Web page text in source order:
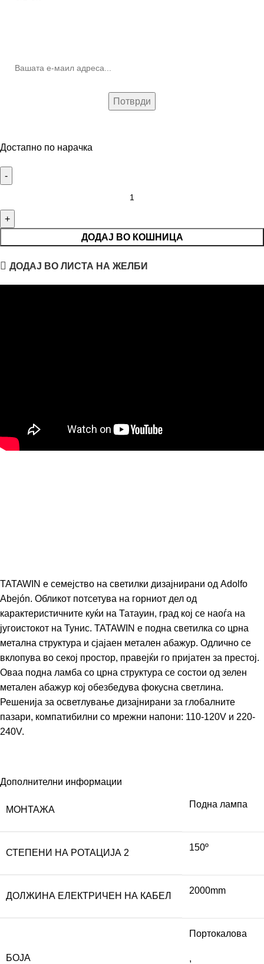
Достапно по нарачка
ДОДАЈ ВО КОШНИЦА
ДОДАЈ ВО ЛИСТА НА ЖЕЛБИ
TATAWIN е семејство на светилки дизајнирани од Adolfo
Abejón. Обликот потсетува на горниот дел од
карактеристичните куќи на Татауин, град кој се наоѓа на
југоистокот на Тунис. TATAWIN е подна светилка со црна
метална структура и сјајаен метален абажур. Одлично се
вклопува во секој простор, правејќи го пријатен за престој.
Оваа подна ламба со црна структура се состои од зелен
метален абажур кој обезбедува фокусна светлина.
Решенија за осветлување дизајнирани за глобалните
пазари, компатибилни со мрежни напони: 110-120V и 220-
240V.
Дополнителни информации
МОНТАЖА
Подна лампа
СТЕПЕНИ НА РОТАЦИЈА 2
150º
ДОЛЖИНА ЕЛЕКТРИЧЕН НА КАБЕЛ
2000mm
БОЈА
Портокалова
,